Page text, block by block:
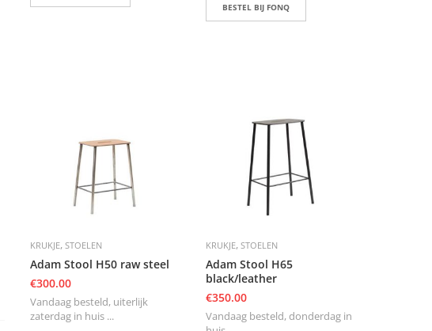
BESTEL BIJ FONQ
KRUKJE,STOELEN
Adam Stool H50 raw steel
€300.00
Vandaag besteld, uiterlijk
zaterdag in huis ...
KRUKJE, STOELEN
Adam Stool H65
black/leather
€350.00
Vandaag besteld, donderdag in